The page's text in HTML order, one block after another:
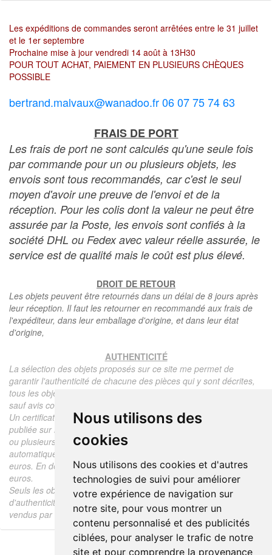
Nous utilisons des
cookies
Nous utilisons des cookies et d'autres
technologies de suivi pour améliorer
votre expérience de navigation sur
notre site, pour vous montrer un
contenu personnalisé et des publicités
ciblées, pour analyser le trafic de notre
site et pour comprendre la provenance
Les expéditions de commandes seront arrêtées entre le 31 juillet
et le 1er septembre
Prochaine mise à jour vendredi 14 août à 13H30
POUR TOUT ACHAT, PAIEMENT EN PLUSIEURS CHÈQUES
POSSIBLE
bertrand.malvaux@wanadoo.fr 06 07 75 74 63
FRAIS DE PORT
Les frais de port ne sont calculés qu'une seule fois
par commande pour un ou plusieurs objets, les
envois sont tous recommandés, car c'est le seul
moyen d'avoir une preuve de l'envoi et de la
réception. Pour les colis dont la valeur ne peut être
assurée par la Poste, les envois sont confiés à la
société DHL ou Fedex avec valeur réelle assurée, le
service est de qualité mais le coût est plus élevé.
DROIT DE RETOUR
Les objets peuvent être retournés dans un délai de 8 jours après
leur réception. Il faut les retourner en recommandé aux frais de
l'expéditeur, dans leur emballage d'origine, et dans leur état
d'origine,
AUTHENTICITÉ
La sélection des objets proposés sur ce site me permet de
garantir l'authenticité de chacune des pièces qui y sont décrites,
tous les objets proposés sont garantis d'époque et authentiques,
sauf avis contraire ou restriction dans la description.
Un certificat d'authenticité de l'objet reprenant la description
publiée sur le site, l'époque, le prix de vente, accompagné d'une
ou plusieurs photographies en couleurs est communiqué
automatiquement pour tout objet dont le prix est supérieur à 130
euros. En dessous de ce prix chaque certificat est facturé 5
euros.
Seuls les objets vendus par mes soins font l'objet d'un certificat
d'authenticité, je ne fais aucun rapport d'expertise pour les objets
vendus par des tiers (confrères ou collectionneurs).